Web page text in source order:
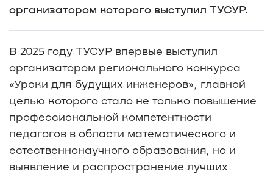
организатором которого выступил ТУСУР.
В 2025 году ТУСУР впервые выступил
организатором регионального конкурса
«Уроки для будущих инженеров», главной
целью которого стало не только повышение
профессиональной компетентности
педагогов в области математического и
естественнонаучного образования, но и
выявление и распространение лучших